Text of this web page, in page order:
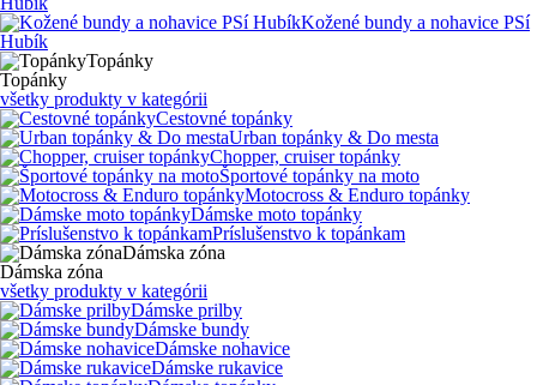
Kožené bundy a nohavice PSí
Hubík
Topánky
Topánky
všetky produkty v kategórii
Cestovné topánky
Urban topánky & Do mesta
Chopper, cruiser topánky
Športové topánky na moto
Motocross & Enduro topánky
Dámske moto topánky
Príslušenstvo k topánkam
Dámska zóna
Dámska zóna
všetky produkty v kategórii
Dámske prilby
Dámske bundy
Dámske nohavice
Dámske rukavice